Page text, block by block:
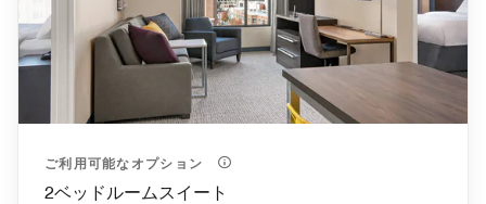
ご利用可能なオプション
2ベッドルームスイート